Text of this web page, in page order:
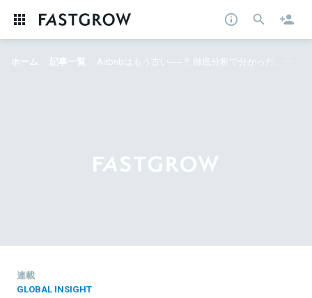
ホーム 記事一覧 Airbnbはもう古い──？ 徹底分析で分かった、ミレニアル世代の「次の旅行観」
連載
GLOBAL INSIGHT